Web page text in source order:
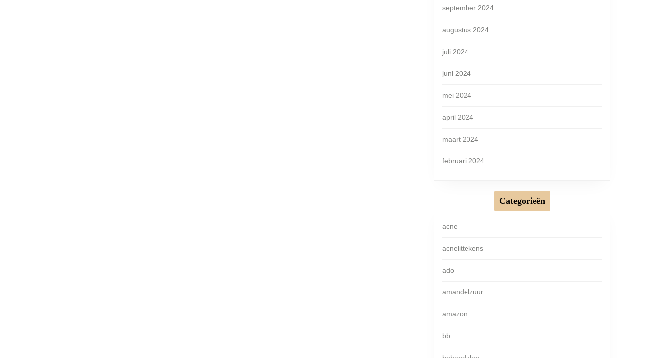
september 2024
augustus 2024
juli 2024
juni 2024
mei 2024
april 2024
maart 2024
februari 2024
Categorieën
acne
acnelittekens
ado
amandelzuur
amazon
bb